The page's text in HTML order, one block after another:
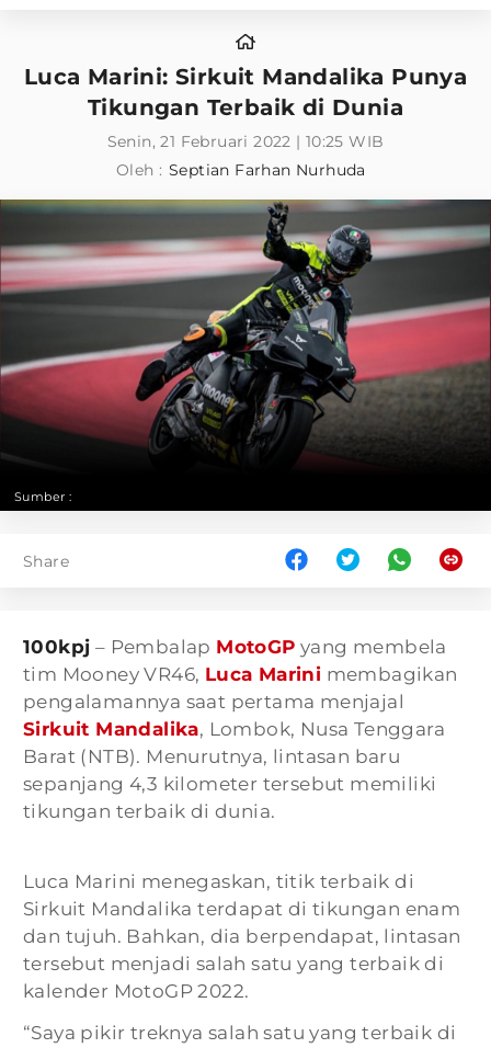
Luca Marini: Sirkuit Mandalika Punya
Tikungan Terbaik di Dunia
Senin, 21 Februari 2022 | 10:25 WIB
Oleh : Septian Farhan Nurhuda
Sumber :
Share
100kpj – Pembalap MotoGP yang membela
tim Mooney VR46, Luca Marini membagikan
pengalamannya saat pertama menjajal
Sirkuit Mandalika, Lombok, Nusa Tenggara
Barat (NTB). Menurutnya, lintasan baru
sepanjang 4,3 kilometer tersebut memiliki
tikungan terbaik di dunia.
Luca Marini menegaskan, titik terbaik di
Sirkuit Mandalika terdapat di tikungan enam
dan tujuh. Bahkan, dia berpendapat, lintasan
tersebut menjadi salah satu yang terbaik di
kalender MotoGP 2022.
“Saya pikir treknya salah satu yang terbaik di